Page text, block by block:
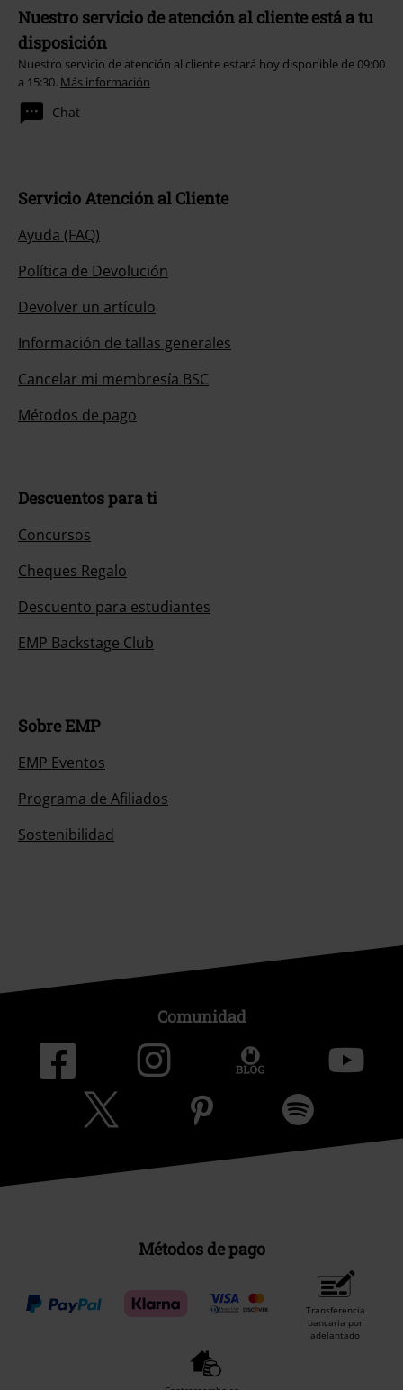
Nuestro servicio de atención al cliente está a tu
disposición
Nuestro servicio de atención al cliente estará hoy disponible de 09:00
a 15:30. Más información
Chat
Servicio Atención al Cliente
Ayuda (FAQ)
Política de Devolución
Devolver un artículo
Información de tallas generales
Cancelar mi membresía BSC
Métodos de pago
Descuentos para ti
Concursos
Cheques Regalo
Descuento para estudiantes
EMP Backstage Club
Sobre EMP
EMP Eventos
Programa de Afiliados
Sostenibilidad
Comunidad
Métodos de pago
Transferencia
bancaria por
adelantado